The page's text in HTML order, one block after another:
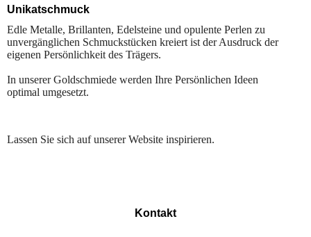
Unikatschmuck
Edle Metalle, Brillanten, Edelsteine und opulente Perlen zu
unvergänglichen Schmuckstücken kreiert ist der Ausdruck der
eigenen Persönlichkeit des Trägers.
In unserer Goldschmiede werden Ihre Persönlichen Ideen
optimal umgesetzt.
Lassen Sie sich auf unserer Website inspirieren.
Kontakt